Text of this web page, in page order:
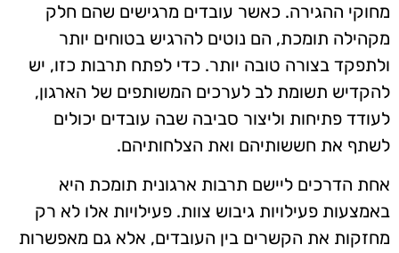
מחוקי ההגירה. כאשר עובדים מרגישים שהם חלק
מקהילה תומכת, הם נוטים להרגיש בטוחים יותר
ולתפקד בצורה טובה יותר. כדי לפתח תרבות כזו, יש
להקדיש תשומת לב לערכים המשותפים של הארגון,
לעודד פתיחות וליצור סביבה שבה עובדים יכולים
לשתף את חששותיהם ואת הצלחותיהם.
אחת הדרכים ליישם תרבות ארגונית תומכת היא
באמצעות פעילויות גיבוש צוות. פעילויות אלו לא רק
מחזקות את הקשרים בין העובדים, אלא גם מאפשרות